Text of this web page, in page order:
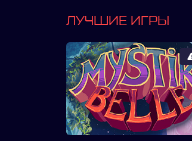
ЛУЧШИЕ ИГРЫ